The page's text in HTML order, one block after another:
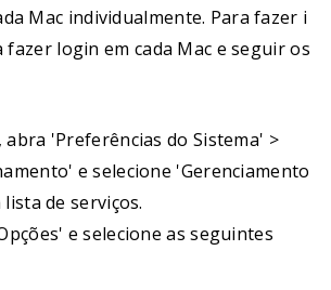
Mac individualmente. Para fazer i
fazer login em cada Mac e seguir os
abra 'Preferências do Sistema' >
e selecione 'Gerenciamento
de serviços.
e selecione as seguintes